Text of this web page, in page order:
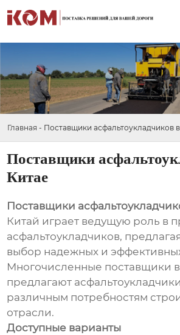
Главная - Поставщики асфальтоукладчиков
Поставщики
Китае
Поставщики
Китай играет ведущую роль в
асфальтоукладчиков,
выбор надежных и
Многочисленные поставщики
предлагают
различным потребностям
отрасли.
Доступные варианты